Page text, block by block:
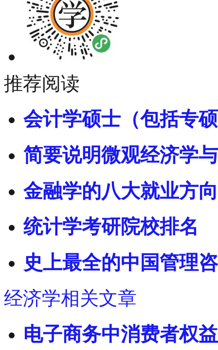
推荐阅读
会计学硕士（包括专
简要说明微观经济学
金融学的八大就业方
统计学考研院校排名
史上最全的中国管理
经济学相关文章
电子商务中消费者权